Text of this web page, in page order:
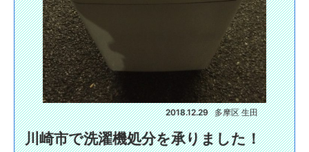
2018.12.29 多摩区 生田
川崎市で洗濯機処分を承りました！